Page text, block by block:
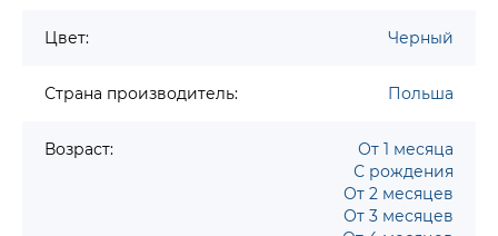
Цвет: Черный
Страна производитель: Польша
Возраст:
От 1 месяца
С рождения
От 2 месяцев
От 3 месяцев